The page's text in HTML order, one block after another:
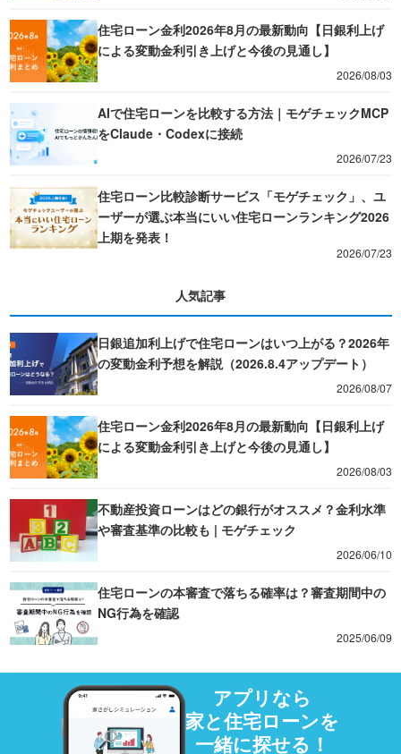
住宅ローン金利2026年8月の最新動向【日銀利上げ
による変動金利引き上げと今後の見通し】
2026/08/03
AIで住宅ローンを比較する方法｜モゲチェックMCP
をClaude・Codexに接続
2026/07/23
住宅ローン比較診断サービス「モゲチェック」、ユ
ーザーが選ぶ本当にいい住宅ローンランキング2026
上期を発表！
2026/07/23
人気記事
日銀追加利上げで住宅ローンはいつ上がる？2026年
の変動金利予想を解説（2026.8.4アップデート）
2026/08/07
住宅ローン金利2026年8月の最新動向【日銀利上げ
による変動金利引き上げと今後の見通し】
2026/08/03
不動産投資ローンはどの銀行がオススメ？金利水準
や審査基準の比較も | モゲチェック
2026/06/10
住宅ローンの本審査で落ちる確率は？審査期間中の
NG行為を確認
2025/06/09
アプリなら
家と住宅ローンを
一緒に探せる！